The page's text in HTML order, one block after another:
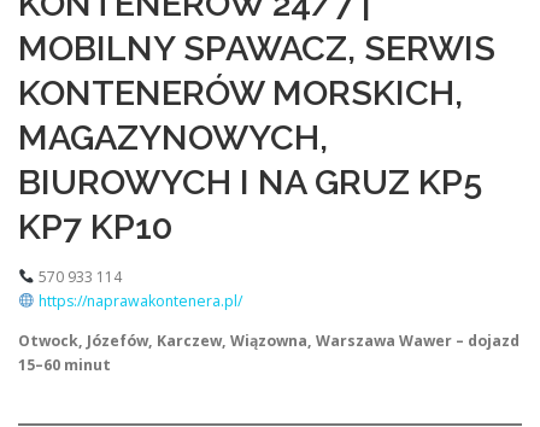
USŁUGI KONTAKT
MOBILNY SPAWACZ, SERWIS
KONTENERÓW MORSKICH,
MAGAZYNOWYCH,
BIUROWYCH I NA GRUZ KP5
KP7 KP10
570 933 114
https://naprawakontenera.pl/
Otwock, Józefów, Karczew, Wiązowna, Warszawa Wawer – dojazd
15–60 minut